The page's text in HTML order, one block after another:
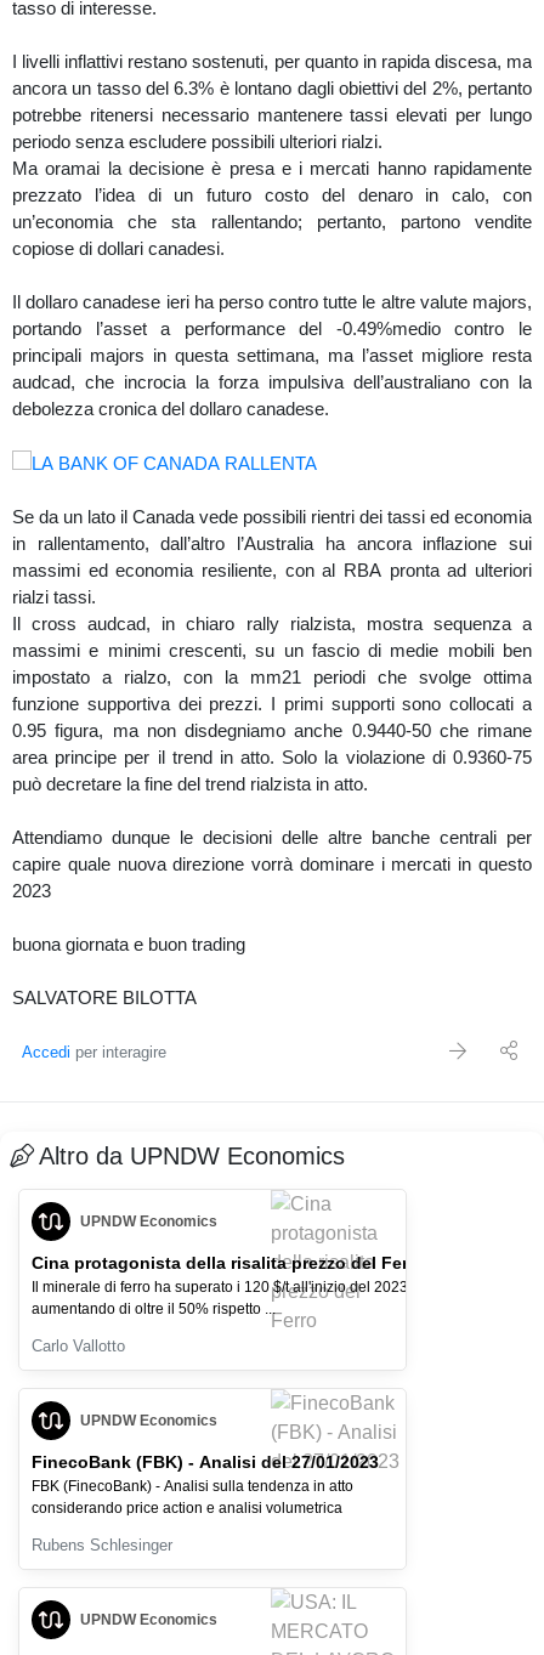
tasso di interesse.
I livelli inflattivi restano sostenuti, per quanto in rapida discesa, ma
ancora un tasso del 6.3% è lontano dagli obiettivi del 2%, pertanto
potrebbe ritenersi necessario mantenere tassi elevati per lungo
periodo senza escludere possibili ulteriori rialzi.
Ma oramai la decisione è presa e i mercati hanno rapidamente
prezzato l’idea di un futuro costo del denaro in calo, con
un’economia che sta rallentando; pertanto, partono vendite
copiose di dollari canadesi.
Il dollaro canadese ieri ha perso contro tutte le altre valute majors,
portando l’asset a performance del -0.49%medio contro le
principali majors in questa settimana, ma l’asset migliore resta
audcad, che incrocia la forza impulsiva dell’australiano con la
debolezza cronica del dollaro canadese.
Se da un lato il Canada vede possibili rientri dei tassi ed economia
in rallentamento, dall’altro l’Australia ha ancora inflazione sui
massimi ed economia resiliente, con al RBA pronta ad ulteriori
rialzi tassi.
Il cross audcad, in chiaro rally rialzista, mostra sequenza a
massimi e minimi crescenti, su un fascio di medie mobili ben
impostato a rialzo, con la mm21 periodi che svolge ottima
funzione supportiva dei prezzi. I primi supporti sono collocati a
0.95 figura, ma non disdegniamo anche 0.9440-50 che rimane
area principe per il trend in atto. Solo la violazione di 0.9360-75
può decretare la fine del trend rialzista in atto.
Attendiamo dunque le decisioni delle altre banche centrali per
capire quale nuova direzione vorrà dominare i mercati in questo
2023
buona giornata e buon trading
SALVATORE BILOTTA
Accedi per interagire
Altro da UPNDW Economics
UPNDW Economics
Cina protagonista della risalita prezzo del Ferro
Il minerale di ferro ha superato i 120 $/t all'inizio del 2023,
aumentando di oltre il 50% rispetto ...
Carlo Vallotto
UPNDW Economics
FinecoBank (FBK) - Analisi del 27/01/2023
FBK (FinecoBank) - Analisi sulla tendenza in atto
considerando price action e analisi volumetrica
Rubens Schlesinger
UPNDW Economics